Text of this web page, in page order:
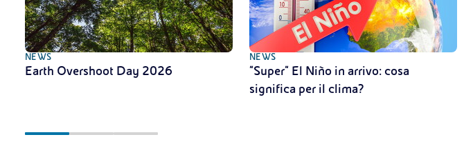
NEWS
Earth Overshoot Day 2026
NEWS
"Super" El Niño in arrivo: cosa
significa per il clima?